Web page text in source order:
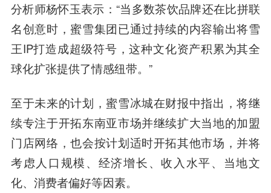
分析师杨怀玉表示：“当多数茶饮品牌还在比拼联
名创意时，蜜雪集团已通过持续的内容输出将雪
王IP打造成超级符号，这种文化资产积累为其全
球化扩张提供了情感纽带。”
至于未来的计划，蜜雪冰城在财报中指出，将继
续专注于开拓东南亚市场并继续扩大当地的加盟
门店网络，也会按计划适时开拓其他市场，并将
考虑人口规模、经济增长、收入水平、当地文
化、消费者偏好等因素。